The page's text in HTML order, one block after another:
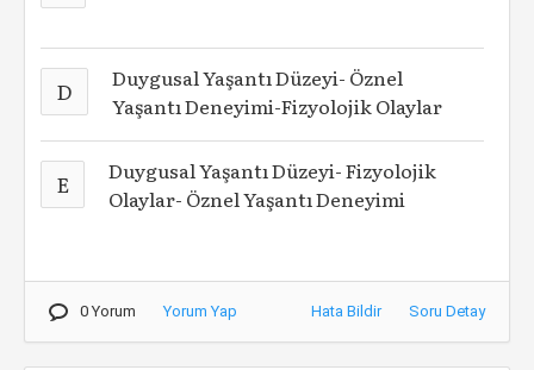
D
Duygusal Yaşantı Düzeyi- Öznel
Yaşantı Deneyimi-Fizyolojik Olaylar
E
Duygusal Yaşantı Düzeyi- Fizyolojik
Olaylar- Öznel Yaşantı Deneyimi
0 Yorum Yorum Yap Hata Bildir Soru Detay